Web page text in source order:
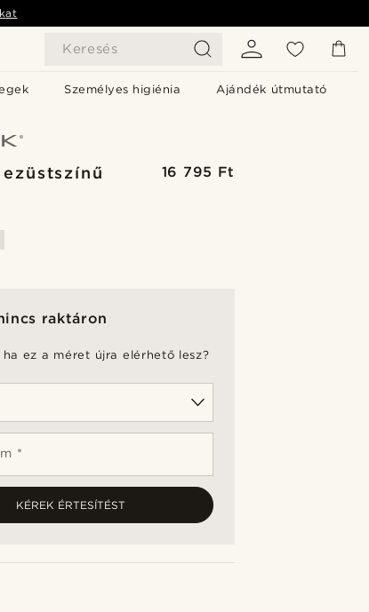
Keresés
Személyes higiénia Ajándék útmutató
16 795 Ft
raktáron
ha ez a méret újra elérhető lesz?
*
KÉREK ÉRTESÍTÉST